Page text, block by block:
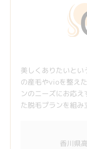
美しくありたいと
の産毛やvioを整え
ンのニーズにお応
た脱毛プランを組み
香川県